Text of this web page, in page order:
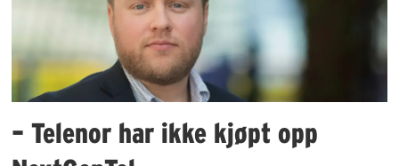
– Telenor har ikke kjøpt opp